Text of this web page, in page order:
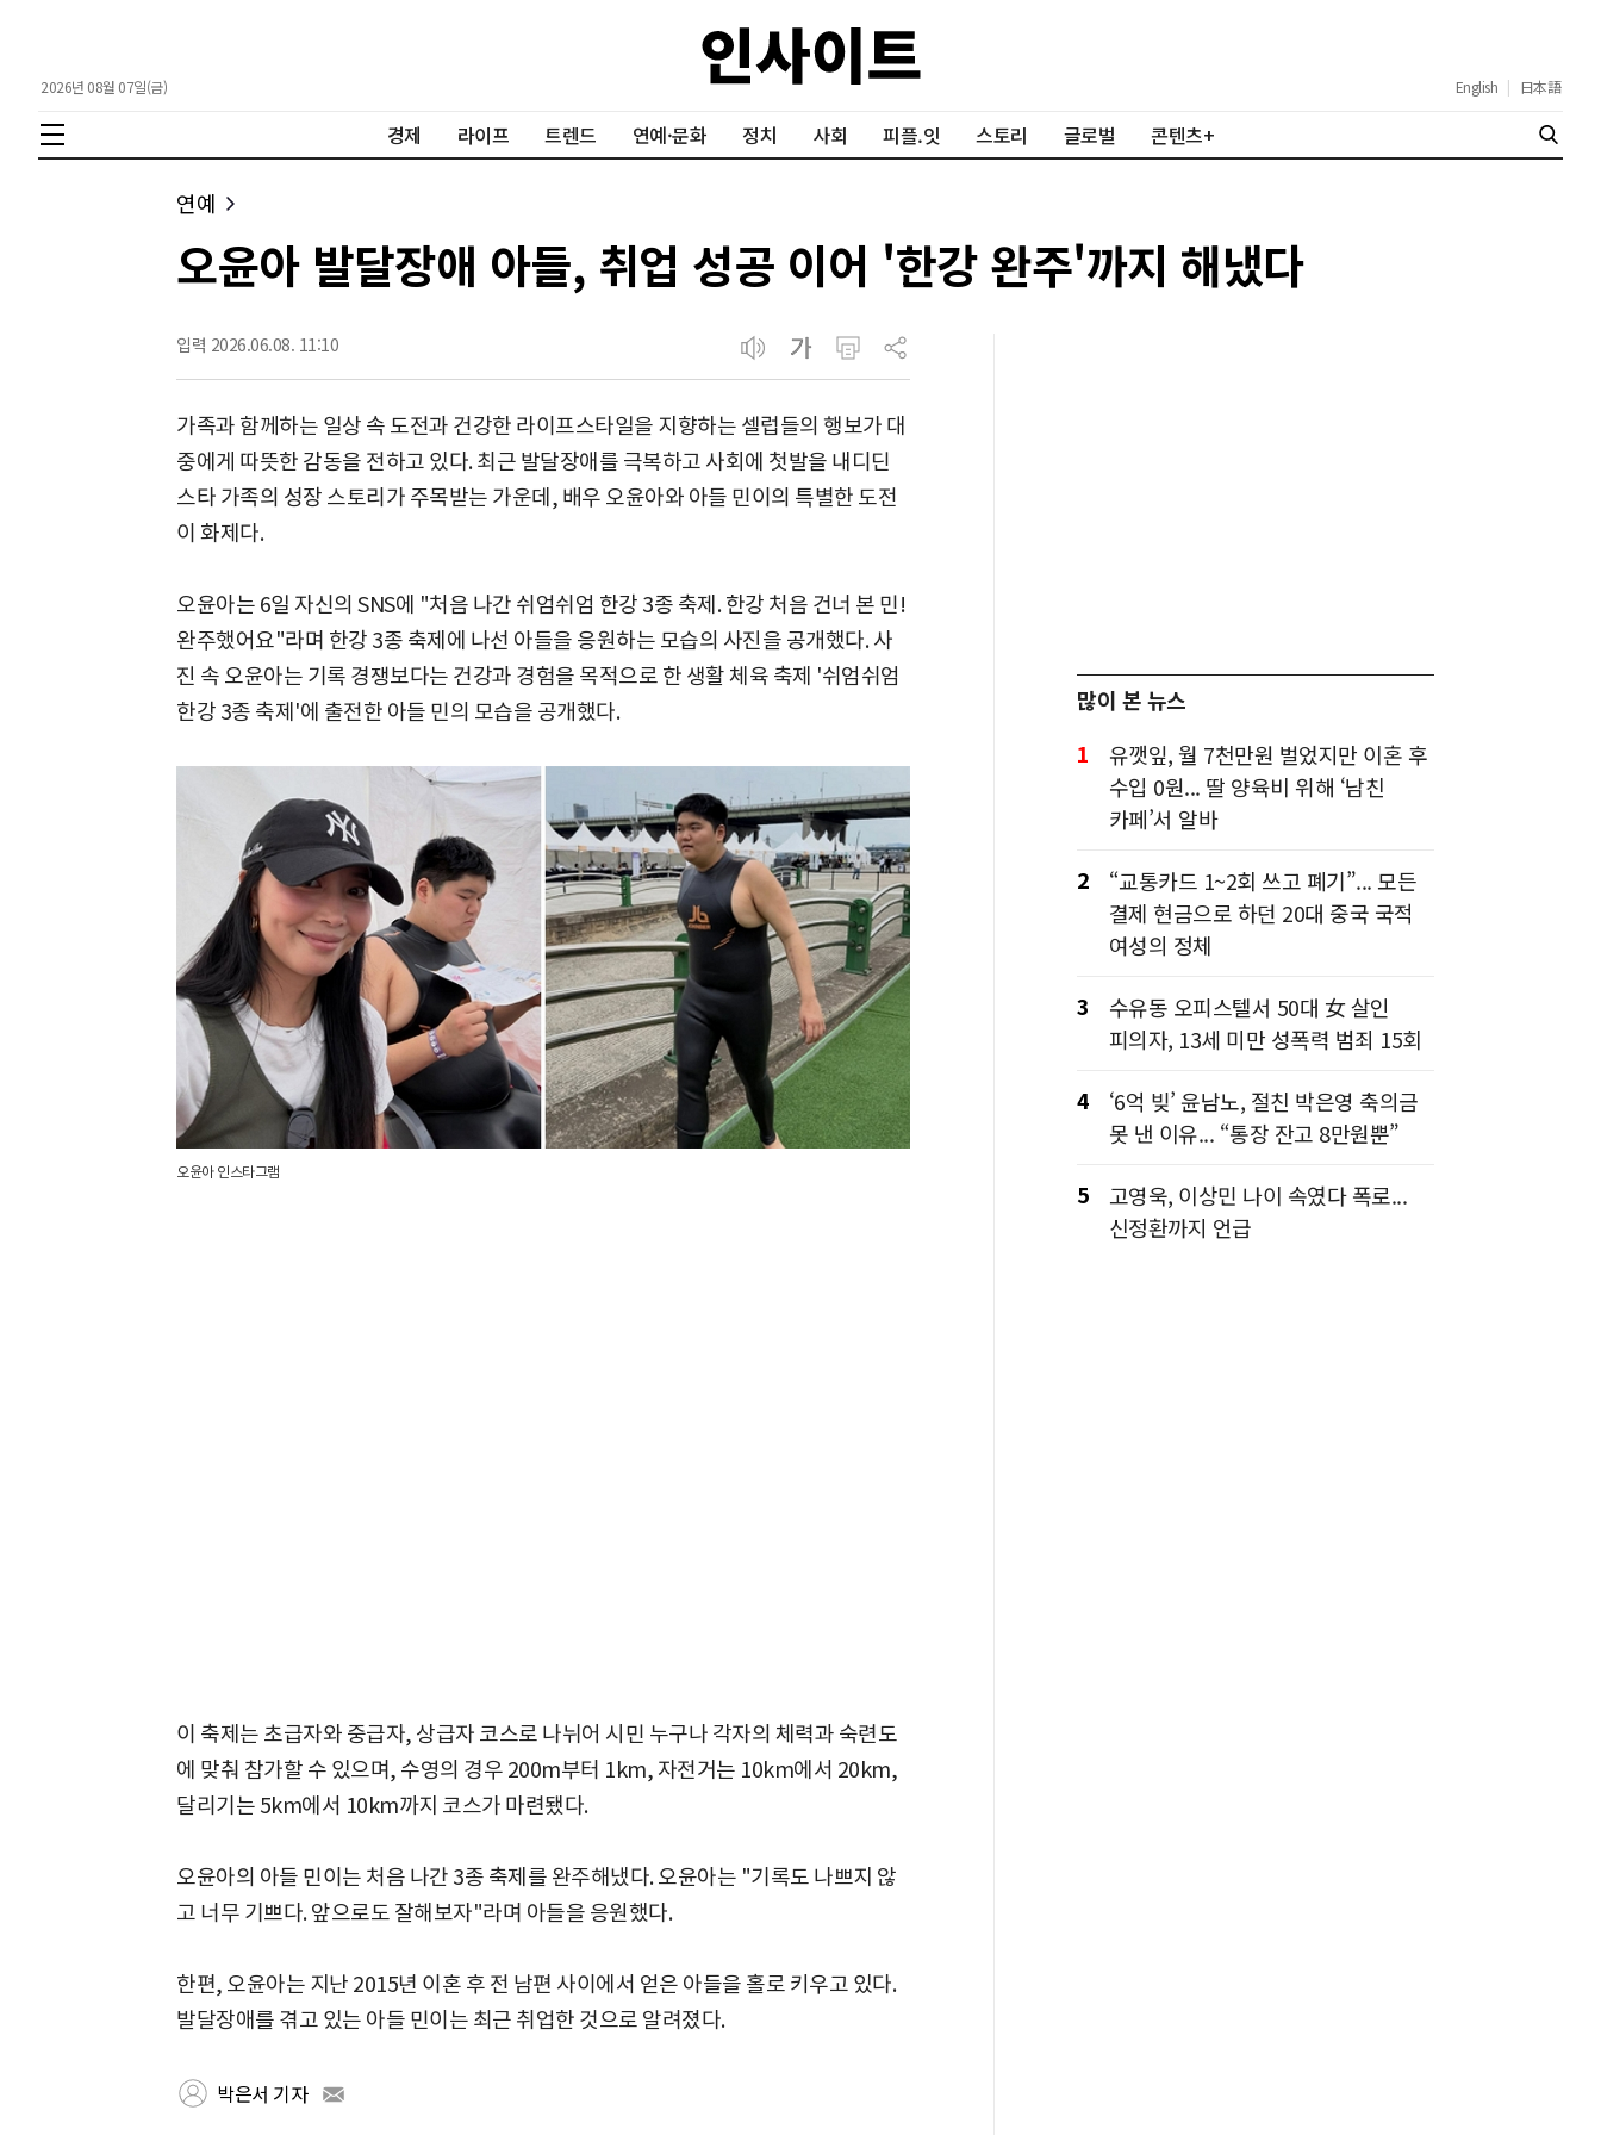
2026년 08월 07일(금) English | 日本語
경제 라이프 트렌드 연예·문화 정치 사회 피플.잇 스토리 글로벌 콘텐츠+
연예
오윤아 발달장애 아들, 취업 성공 이어 '한강 완주'까지 해냈다
입력 2026.06.08. 11:10
가족과 함께하는 일상 속 도전과 건강한 라이프스타일을 지향하는 셀럽들의 행보가 대
중에게 따뜻한 감동을 전하고 있다. 최근 발달장애를 극복하고 사회에 첫발을 내디딘
스타 가족의 성장 스토리가 주목받는 가운데, 배우 오윤아와 아들 민이의 특별한 도전
이 화제다.
오윤아는 6일 자신의 SNS에 "처음 나간 쉬엄쉬엄 한강 3종 축제. 한강 처음 건너 본 민!
완주했어요"라며 한강 3종 축제에 나선 아들을 응원하는 모습의 사진을 공개했다. 사
진 속 오윤아는 기록 경쟁보다는 건강과 경험을 목적으로 한 생활 체육 축제 '쉬엄쉬엄
한강 3종 축제'에 출전한 아들 민의 모습을 공개했다.
오윤아 인스타그램
이 축제는 초급자와 중급자, 상급자 코스로 나뉘어 시민 누구나 각자의 체력과 숙련도
에 맞춰 참가할 수 있으며, 수영의 경우 200m부터 1km, 자전거는 10km에서 20km,
달리기는 5km에서 10km까지 코스가 마련됐다.
오윤아의 아들 민이는 처음 나간 3종 축제를 완주해냈다. 오윤아는 "기록도 나쁘지 않
고 너무 기쁘다. 앞으로도 잘해보자"라며 아들을 응원했다.
한편, 오윤아는 지난 2015년 이혼 후 전 남편 사이에서 얻은 아들을 홀로 키우고 있다.
발달장애를 겪고 있는 아들 민이는 최근 취업한 것으로 알려졌다.
박은서 기자
많이 본 뉴스
1
유깻잎, 월 7천만원 벌었지만 이혼 후
수입 0원... 딸 양육비 위해 ‘남친
카페’서 알바
2
“교통카드 1~2회 쓰고 폐기”... 모든
결제 현금으로 하던 20대 중국 국적
여성의 정체
3
수유동 오피스텔서 50대 女 살인
피의자, 13세 미만 성폭력 범죄 15회
4
‘6억 빚’ 윤남노, 절친 박은영 축의금
못 낸 이유... “통장 잔고 8만원뿐”
5
고영욱, 이상민 나이 속였다 폭로...
신정환까지 언급